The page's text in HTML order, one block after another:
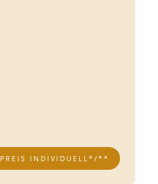
PREIS INDIVIDUELL*/**